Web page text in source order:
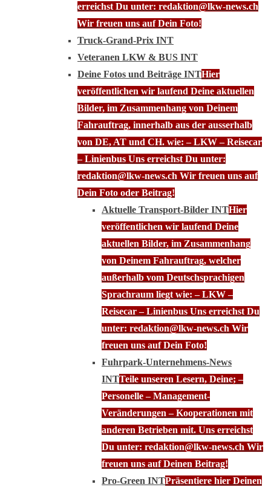
erreichst Du unter: redaktion@lkw-news.ch
Wir freuen uns auf Dein Foto!
Truck-Grand-Prix INT
Veteranen LKW & BUS INT
Deine Fotos und Beiträge INTHier
veröffentlichen wir laufend Deine aktuellen
Bilder, im Zusammenhang von Deinem
Fahrauftrag, innerhalb aus der ausserhalb
von DE, AT und CH. wie: – LKW – Reisecar
– Linienbus Uns erreichst Du unter:
redaktion@lkw-news.ch Wir freuen uns auf
Dein Foto oder Beitrag!
Aktuelle Transport-Bilder INTHier
veröffentlichen wir laufend Deine
aktuellen Bilder, im Zusammenhang
von Deinem Fahrauftrag, welcher
außerhalb vom Deutschsprachigen
Sprachraum liegt wie: – LKW –
Reisecar – Linienbus Uns erreichst Du
unter: redaktion@lkw-news.ch Wir
freuen uns auf Dein Foto!
Fuhrpark-Unternehmens-News
INTTeile unseren Lesern, Deine; –
Personelle – Management-
Veränderungen – Kooperationen mit
anderen Betrieben mit. Uns erreichst
Du unter: redaktion@lkw-news.ch Wir
freuen uns auf Deinen Beitrag!
Pro-Green INTPräsentiere hier Deinen